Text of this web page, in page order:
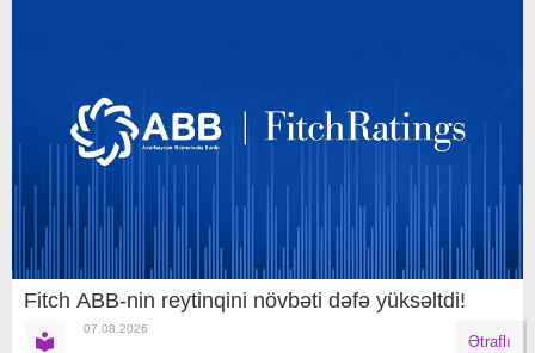
Fitch ABB-nin reytinqini növbəti dəfə yüksəltdi!
07.08.2026
Ətraflı